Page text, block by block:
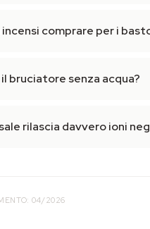
comprare per i
il bruciatore senza acqua?
rilascia davvero ioni
04/2026